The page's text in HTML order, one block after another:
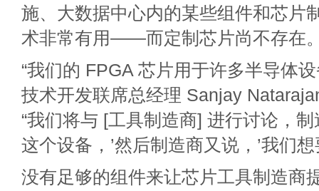
施、大数据中心内的某些组件和芯片
术非常有用——而定制芯片尚不存在
“我们的 FPGA 芯片用于许多半导体
技术开发联席总经理 Sanjay
“我们将与 [工具制造商] 进行讨论，制
这个设备，’然后制造商又说，’我们想
没有足够的组件来让芯片工具制造商